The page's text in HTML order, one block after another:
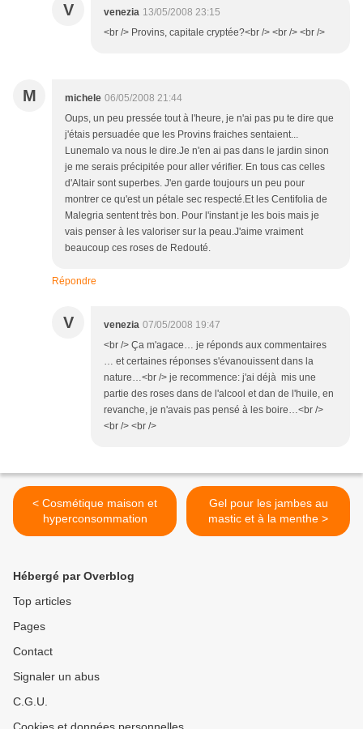
V venezia 13/05/2008 23:15
<br /> Provins, capitale cryptée?<br /> <br /> <br />
M michele 06/05/2008 21:44
Oups, un peu pressée tout à l'heure, je n'ai pas pu te dire que
j'étais persuadée que les Provins fraiches sentaient...
Lunemalo va nous le dire.Je n'en ai pas dans le jardin sinon
je me serais précipitée pour aller vérifier. En tous cas celles
d'Altair sont superbes. J'en garde toujours un peu pour
montrer ce qu'est un pétale sec respecté.Et les Centifolia de
Malegria sentent très bon. Pour l'instant je les bois mais je
vais penser à les valoriser sur la peau.J'aime vraiment
beaucoup ces roses de Redouté.
Répondre
V venezia 07/05/2008 19:47
<br /> Ça m'agace… je réponds aux commentaires
… et certaines réponses s'évanouissent dans la
nature…<br /> je recommence: j'ai déjà mis une
partie des roses dans de l'alcool et dan de l'huile, en
revanche, je n'avais pas pensé à les boire…<br />
<br /> <br />
< Cosmétique maison et
hyperconsommation
Gel pour les jambes au
mastic et à la menthe >
Hébergé par Overblog
Top articles
Pages
Contact
Signaler un abus
C.G.U.